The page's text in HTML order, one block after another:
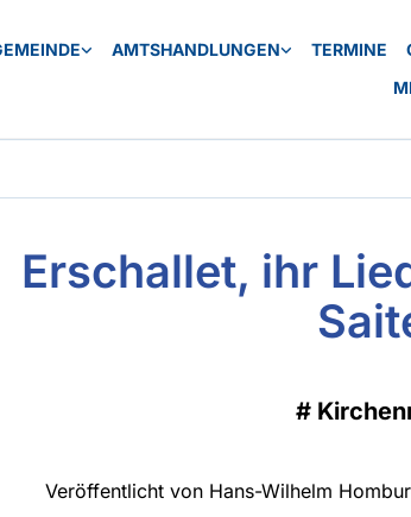
AMTSHANDLUNGEN TERMINE
Erschallet, ihr
#
Veröffentlicht von Hans-Wilhelm